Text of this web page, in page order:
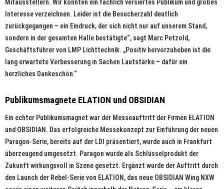
Mitausstellern. Wir konnten ein fachlich versiertes Publikum und großes
Interesse verzeichnen. Leider ist die Besucherzahl deutlich
zurückgegangen – ein Eindruck, der sich nicht nur auf unserem Stand,
sondern in der gesamten Halle bestätigte“, sagt Marc Petzold,
Geschäftsführer von LMP Lichttechnik. „Positiv hervorzuheben ist die
lang erwartete Verbesserung in Sachen Lautstärke – dafür ein
herzliches Dankeschön.“
Publikumsmagnete ELATION und OBSIDIAN
Ein echter Publikumsmagnet war der Messeauftritt der Firmen ELATION
und OBSIDIAN. Das erfolgreiche Messekonzept zur Einführung der neuen
Paragon-Serie, bereits auf der LDI präsentiert, wurde auch in Frankfurt
überzeugend umgesetzt. Paragon wurde als Schlüsselprodukt der
Zukunft wirkungsvoll in Szene gesetzt. Ergänzt wurde der Auftritt durch
den Launch der Rebel-Serie von ELATION, das neue OBSIDIAN Wing NXW